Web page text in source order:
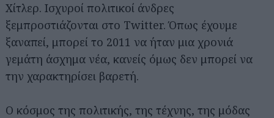
Χίτλερ. Ισχυροί πολιτικοί άνδρες
ξεμπροστιάζονται στο Twitter. Όπως έχουμε
ξαναπεί, μπορεί το 2011 να ήταν μια χρονιά
γεμάτη άσχημα νέα, κανείς όμως δεν μπορεί να
την χαρακτηρίσει βαρετή.
Ο κόσμος της πολιτικής, της τέχνης, της μόδας